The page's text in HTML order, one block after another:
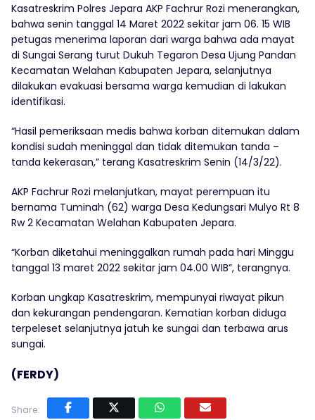
Kasatreskrim Polres Jepara AKP Fachrur Rozi menerangkan,
bahwa senin tanggal 14 Maret 2022 sekitar jam 06. 15 WIB
petugas menerima laporan dari warga bahwa ada mayat
di Sungai Serang turut Dukuh Tegaron Desa Ujung Pandan
Kecamatan Welahan Kabupaten Jepara, selanjutnya
dilakukan evakuasi bersama warga kemudian di lakukan
identifikasi.
“Hasil pemeriksaan medis bahwa korban ditemukan dalam
kondisi sudah meninggal dan tidak ditemukan tanda –
tanda kekerasan,” terang Kasatreskrim Senin (14/3/22).
AKP Fachrur Rozi melanjutkan, mayat perempuan itu
bernama Tuminah (62) warga Desa Kedungsari Mulyo Rt 8
Rw 2 Kecamatan Welahan Kabupaten Jepara.
“Korban diketahui meninggalkan rumah pada hari Minggu
tanggal 13 maret 2022 sekitar jam 04.00 WIB”, terangnya.
Korban ungkap Kasatreskrim, mempunyai riwayat pikun
dan kekurangan pendengaran. Kematian korban diduga
terpeleset selanjutnya jatuh ke sungai dan terbawa arus
sungai.
(FERDY)
Share: